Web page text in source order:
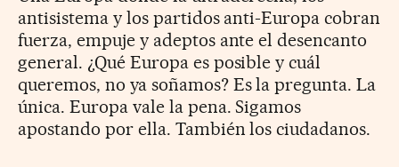
antisistema y los partidos anti-Europa cobran
fuerza, empuje y adeptos ante el desencanto
general. ¿Qué Europa es posible y cuál
queremos, no ya soñamos? Es la pregunta. La
única. Europa vale la pena. Sigamos
apostando por ella. También los ciudadanos.